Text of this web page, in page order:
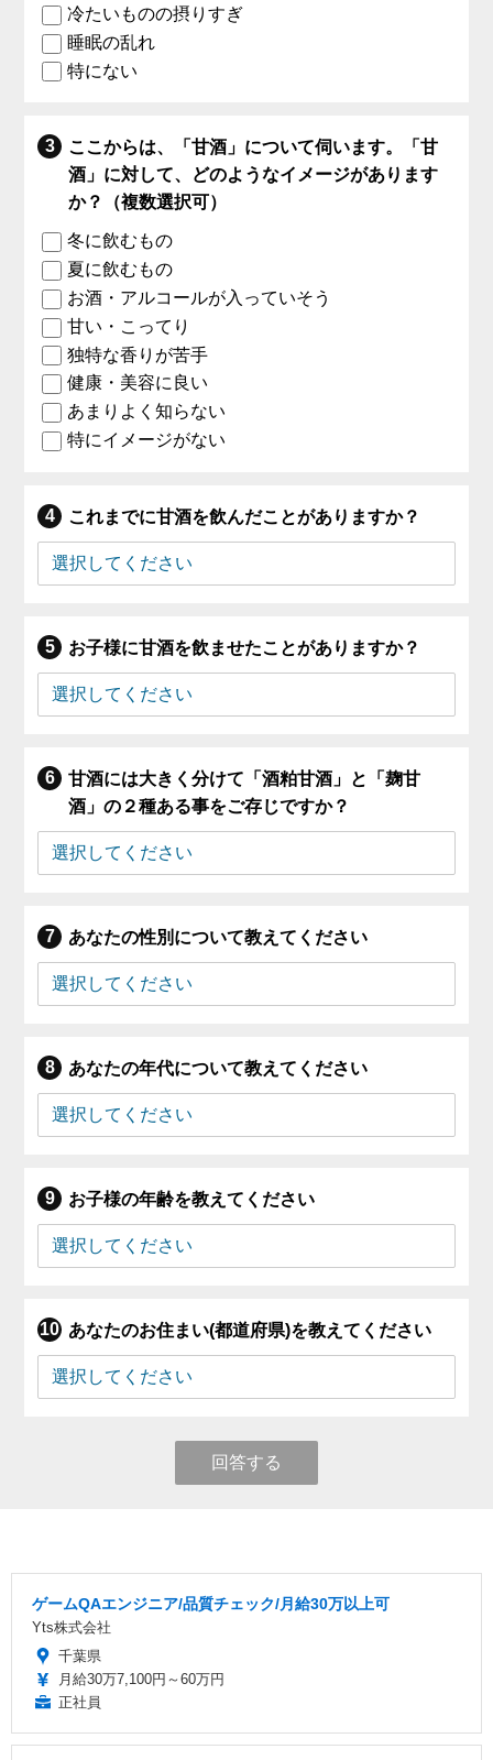
冷たいものの摂りすぎ
睡眠の乱れ
特にない
ここからは、「甘酒」について伺います。「甘
酒」に対して、どのようなイメージがあります
か？（複数選択可）
冬に飲むもの
夏に飲むもの
お酒・アルコールが入っていそう
甘い・こってり
独特な香りが苦手
健康・美容に良い
あまりよく知らない
特にイメージがない
これまでに甘酒を飲んだことがありますか？
お子様に甘酒を飲ませたことがありますか？
甘酒には大きく分けて「酒粕甘酒」と「麹甘
酒」の２種ある事をご存じですか？
あなたの性別について教えてください
あなたの年代について教えてください
お子様の年齢を教えてください
あなたのお住まい(都道府県)を教えてください
回答する
ゲームQAエンジニア/品質チェック/月給30万以上可
Yts株式会社
千葉県
月給30万7,100円～60万円
正社員